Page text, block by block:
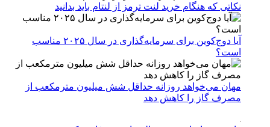
نکاتی که هنگام خرید لنت ترمز از لنتام باید بدانید
آیا دوج‌کوین برای سرمایه‌گذاری در سال ۲۰۲۵ مناسب
است؟
مهان می‌خواهد روزانه حداقل شش میلیون مترمکعب از
مصرف گاز را کاهش دهد